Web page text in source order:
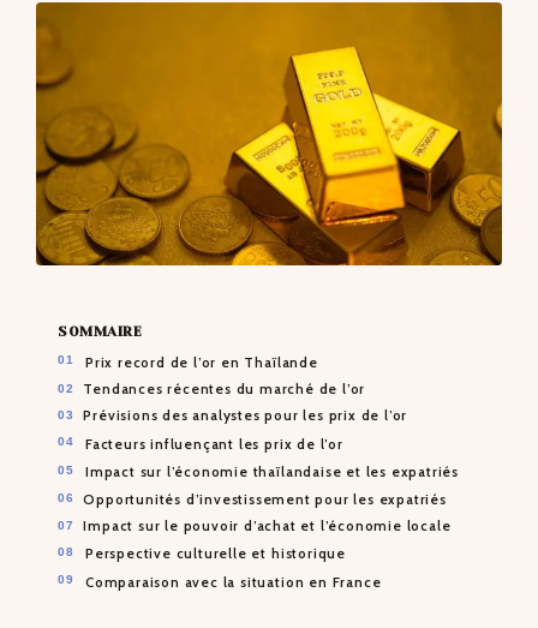
SOMMAIRE
Prix record de l’or en Thaïlande
Tendances récentes du marché de l’or
Prévisions des analystes pour les prix de l’or
Facteurs influençant les prix de l’or
Impact sur l’économie thaïlandaise et les expatriés
Opportunités d’investissement pour les expatriés
Impact sur le pouvoir d’achat et l’économie locale
Perspective culturelle et historique
Comparaison avec la situation en France